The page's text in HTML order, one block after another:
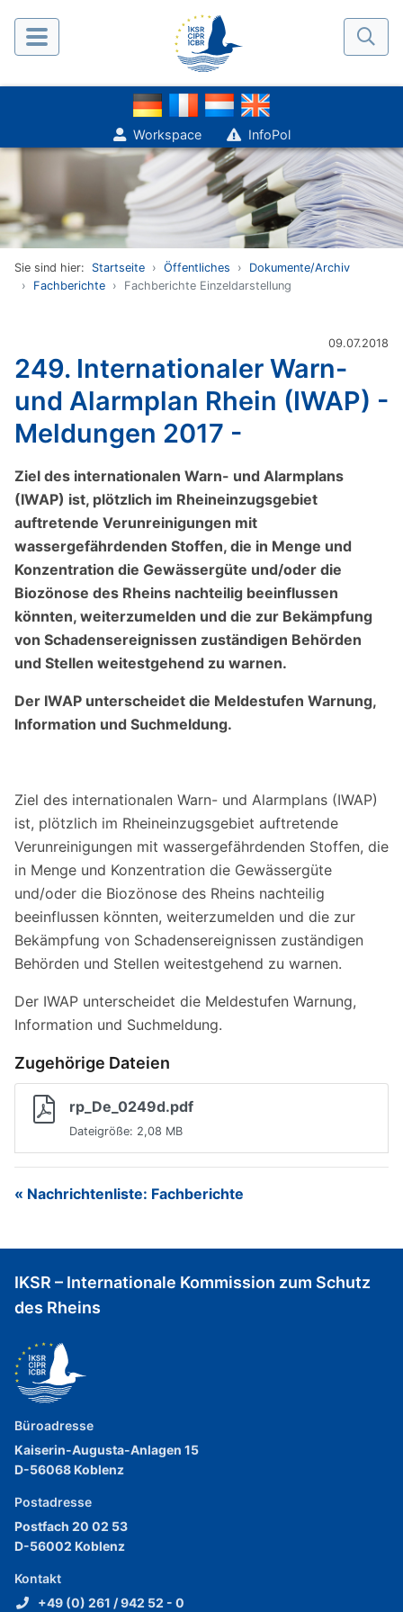
Workspace InfoPol
Sie sind hier: Startseite Öffentliches
Dokumente/Archiv
Fachberichte
Fachberichte Einzeldarstellung
09.07.2018
249. Internationaler Warn-
und Alarmplan Rhein (IWAP) -
Meldungen 2017 -
Ziel des internationalen Warn- und Alarmplans
(IWAP) ist, plötzlich im Rheineinzugsgebiet
auftretende Verunreinigungen mit
wassergefährdenden Stoffen, die in Menge und
Konzentration die Gewässergüte und/oder die
Biozönose des Rheins nachteilig beeinflussen
könnten, weiterzumelden und die zur Bekämpfung
von Schadensereignissen zuständigen Behörden
und Stellen weitestgehend zu warnen.
Der IWAP unterscheidet die Meldestufen Warnung,
Information und Suchmeldung.
Ziel des internationalen Warn- und Alarmplans (IWAP)
ist, plötzlich im Rheineinzugsgebiet auftretende
Verunreinigungen mit wassergefährdenden Stoffen, die
in Menge und Konzentration die Gewässergüte
und/oder die Biozönose des Rheins nachteilig
beeinflussen könnten, weiterzumelden und die zur
Bekämpfung von Schadensereignissen zuständigen
Behörden und Stellen weitestgehend zu warnen.
Der IWAP unterscheidet die Meldestufen Warnung,
Information und Suchmeldung.
Zugehörige Dateien
rp_De_0249d.pdf
Dateigröße: 2,08 MB
« Nachrichtenliste: Fachberichte
IKSR – Internationale Kommission zum Schutz
des Rheins
Büroadresse
Kaiserin-Augusta-Anlagen 15
D-56068 Koblenz
Postadresse
Postfach 20 02 53
D-56002 Koblenz
Kontakt
+49 (0) 261 / 942 52 - 0